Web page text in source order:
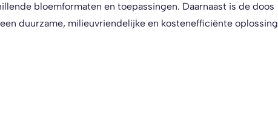
bloemformaten en toepassingen. Daarnaast is de doos
duurzame, milieuvriendelijke en kostenefficiënte oplossing